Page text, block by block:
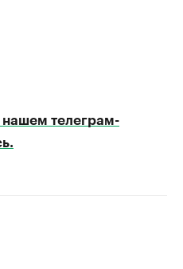
нашем телеграм-